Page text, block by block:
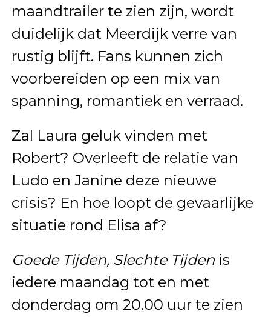
maandtrailer te zien zijn, wordt
duidelijk dat Meerdijk verre van
rustig blijft. Fans kunnen zich
voorbereiden op een mix van
spanning, romantiek en verraad.
Zal Laura geluk vinden met
Robert? Overleeft de relatie van
Ludo en Janine deze nieuwe
crisis? En hoe loopt de gevaarlijke
situatie rond Elisa af?
Goede Tijden, Slechte Tijdenis
iedere maandag tot en met
donderdag om 20.00 uur te zien